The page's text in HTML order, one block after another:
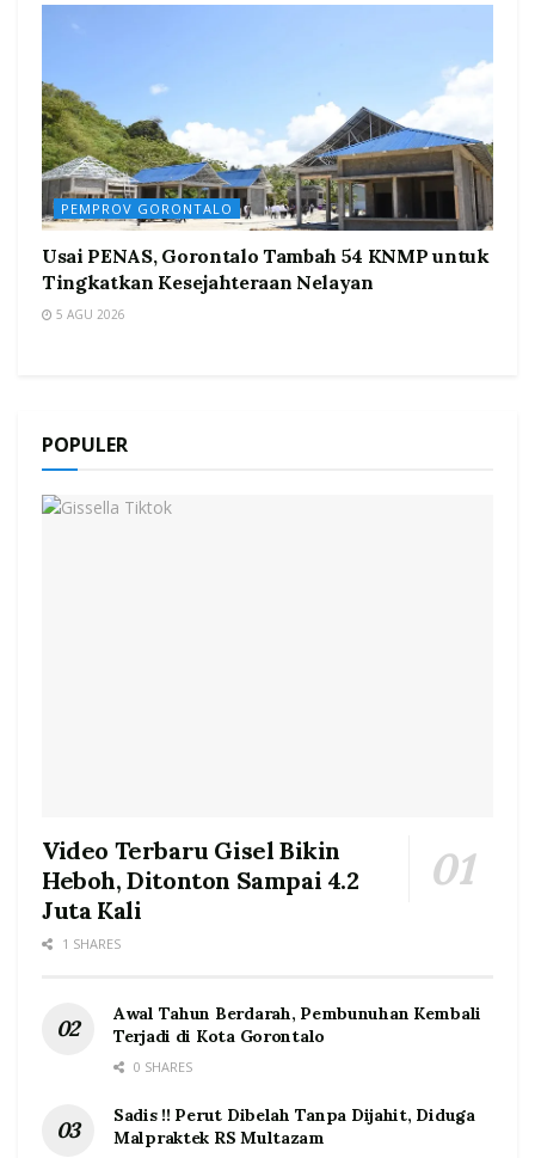
PEMPROV GORONTALO
Usai PENAS, Gorontalo Tambah 54 KNMP untuk
Tingkatkan Kesejahteraan Nelayan
5 AGU 2026
POPULER
Video Terbaru Gisel Bikin
Heboh, Ditonton Sampai 4.2
Juta Kali
1 SHARES
Awal Tahun Berdarah, Pembunuhan Kembali
Terjadi di Kota Gorontalo
0 SHARES
Sadis !! Perut Dibelah Tanpa Dijahit, Diduga
Malpraktek RS Multazam